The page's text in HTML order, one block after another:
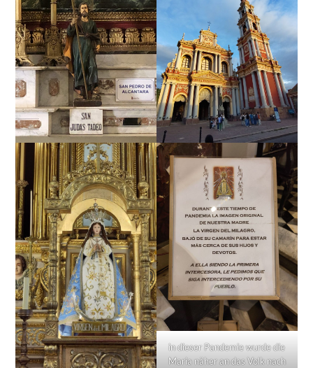
in dieser Pandemie wurde die
Maria näher an das Volk nach